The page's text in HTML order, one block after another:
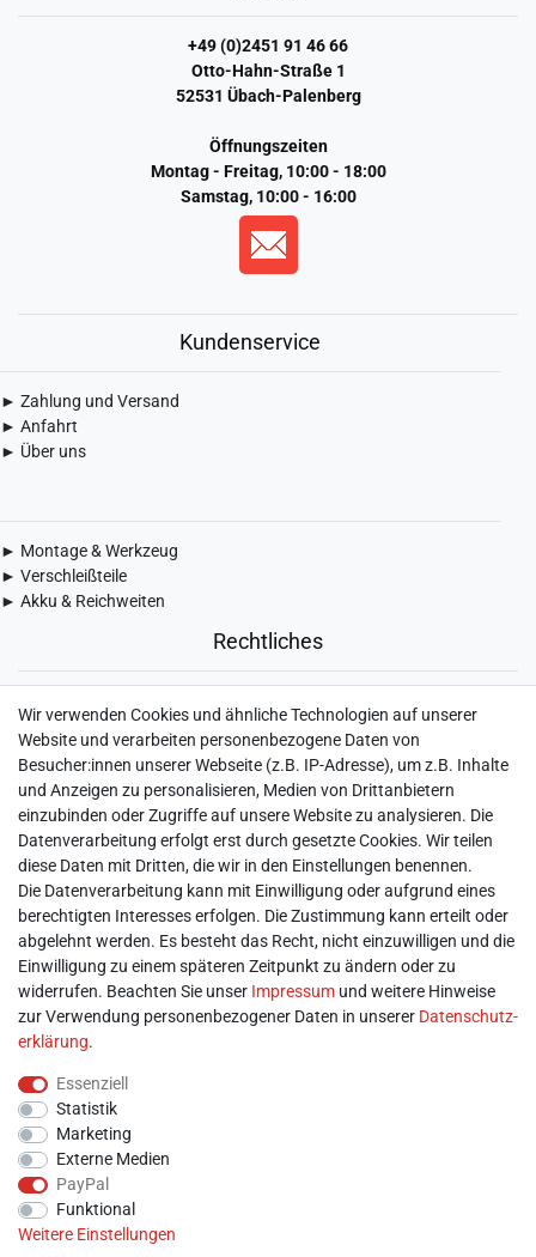
+49 (0)2451 91 46 66
Otto-Hahn-Straße 1
52531 Übach-Palenberg
Öffnungszeiten
Montag - Freitag, 10:00 - 18:00
Samstag, 10:00 - 16:00
Kundenservice
► Zahlung und Versand
► Anfahrt
► Über uns
► Montage & Werkzeug
► Verschleißteile
► Akku & Reichweiten
Rechtliches
► Impressum
► Daten­schutz­erklärung
► AGB & Kundeninformation
► Barrierefreiheitserklärung
► Batterieentsorgung
► Kontakt
Mein Konto
► Registrieren
► Login
► Warenkorb
► Zur Kasse
Wir verwenden Cookies und ähnliche Technologien auf unserer
Website und verarbeiten personenbezogene Daten von
Besucher:innen unserer Webseite (z.B. IP-Adresse), um z.B. Inhalte
und Anzeigen zu personalisieren, Medien von Drittanbietern
einzubinden oder Zugriffe auf unsere Website zu analysieren. Die
Datenverarbeitung erfolgt erst durch gesetzte Cookies. Wir teilen
diese Daten mit Dritten, die wir in den Einstellungen benennen.
Die Datenverarbeitung kann mit Einwilligung oder aufgrund eines
berechtigten Interesses erfolgen. Die Zustimmung kann erteilt oder
abgelehnt werden. Es besteht das Recht, nicht einzuwilligen und die
Einwilligung zu einem späteren Zeitpunkt zu ändern oder zu
widerrufen. Beachten Sie unser Impressum und weitere Hinweise
zur Verwendung personenbezogener Daten in unserer Daten­schutz­
erklärung.
Essenziell
Statistik
Marketing
Externe Medien
PayPal
Funktional
Weitere Einstellungen